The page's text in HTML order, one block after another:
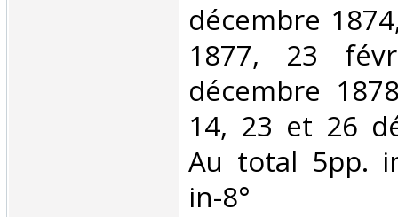
décembre
1877, 23
décembre
14, 23 et 26
Au total 5pp.
in-8°‎